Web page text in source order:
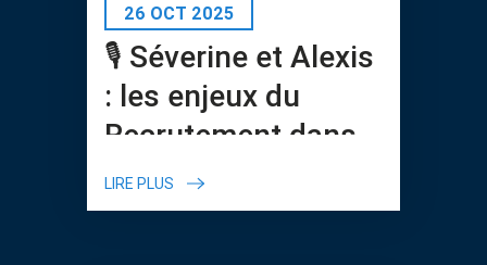
26 OCT 2025
🎙️ Séverine et Alexis
: les enjeux du
Recrutement dans
l’Industrie
LIRE PLUS